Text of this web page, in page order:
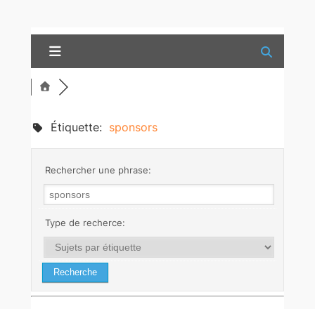
Étiquette: sponsors
Rechercher une phrase:
Type de recherce: